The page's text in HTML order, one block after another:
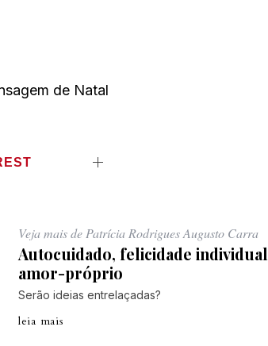
de Natal
Veja mais de Patrícia Rodrigues Augusto Carra
Autocuidado, felicidade
amor-próprio
Serão ideias entrelaçadas?
leia mais